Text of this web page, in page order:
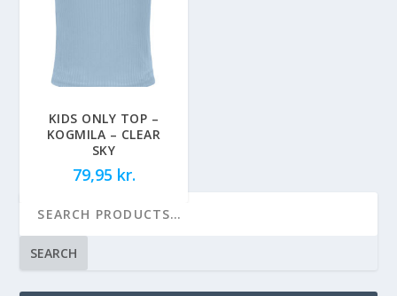
KIDS ONLY TOP –
KOGMILA – CLEAR
SKY
79,95 kr.
SEARCH